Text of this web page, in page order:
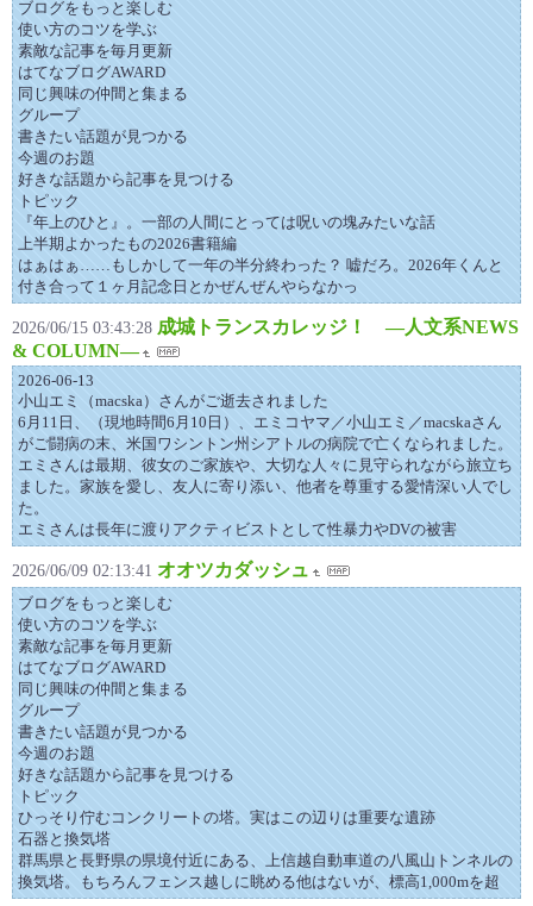
ブログをもっと楽しむ
使い方のコツを学ぶ
素敵な記事を毎月更新
はてなブログAWARD
同じ興味の仲間と集まる
グループ
書きたい話題が見つかる
今週のお題
好きな話題から記事を見つける
トピック
『年上のひと』。一部の人間にとっては呪いの塊みたいな話
上半期よかったもの2026書籍編
はぁはぁ……もしかして一年の半分終わった？ 嘘だろ。2026年くんと
付き合って１ヶ月記念日とかぜんぜんやらなかっ
2026/06/15 03:43:28 成城トランスカレッジ！ ―人文系NEWS
& COLUMN―
2026-06-13
小山エミ（macska）さんがご逝去されました
6月11日、（現地時間6月10日）、エミコヤマ／小山エミ／macskaさん
がご闘病の末、米国ワシントン州シアトルの病院で亡くなられました。
エミさんは最期、彼女のご家族や、大切な人々に見守られながら旅立ち
ました。家族を愛し、友人に寄り添い、他者を尊重する愛情深い人でし
た。
エミさんは長年に渡りアクティビストとして性暴力やDVの被害
2026/06/09 02:13:41 オオツカダッシュ
ブログをもっと楽しむ
使い方のコツを学ぶ
素敵な記事を毎月更新
はてなブログAWARD
同じ興味の仲間と集まる
グループ
書きたい話題が見つかる
今週のお題
好きな話題から記事を見つける
トピック
ひっそり佇むコンクリートの塔。実はこの辺りは重要な遺跡
石器と換気塔
群馬県と長野県の県境付近にある、上信越自動車道の八風山トンネルの
換気塔。もちろんフェンス越しに眺める他はないが、標高1,000mを超